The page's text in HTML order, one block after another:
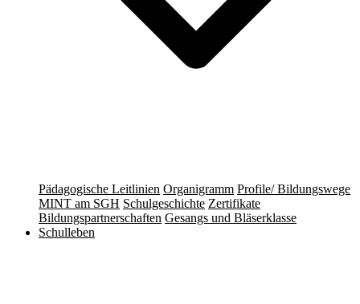
Pädagogische Leitlinien Organigramm Profile/ Bildungswege
MINT am SGH Schulgeschichte Zertifikate
Bildungspartnerschaften Gesangs und Bläserklasse
Schulleben